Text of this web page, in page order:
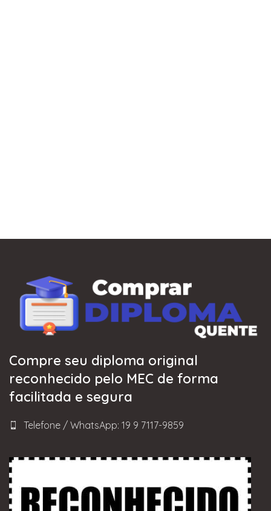
Compre seu diploma original
reconhecido pelo MEC de forma
facilitada e segura
Telefone / WhatsApp: 19 9 7117-9859